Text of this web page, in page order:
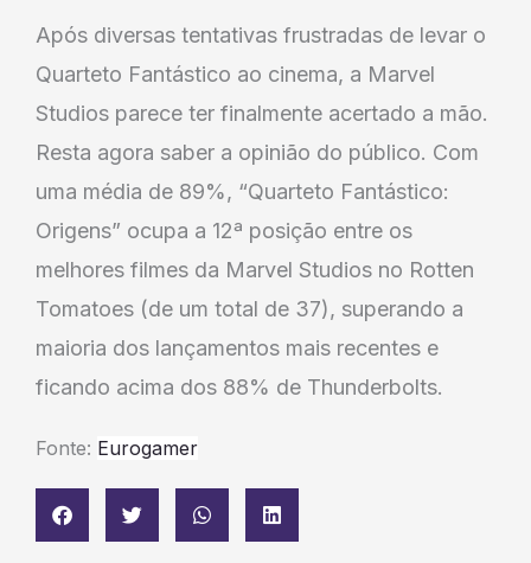
Após diversas tentativas frustradas de levar o
Quarteto Fantástico ao cinema, a Marvel
Studios parece ter finalmente acertado a mão.
Resta agora saber a opinião do público. Com
uma média de 89%, “Quarteto Fantástico:
Origens” ocupa a 12ª posição entre os
melhores filmes da Marvel Studios no Rotten
Tomatoes (de um total de 37), superando a
maioria dos lançamentos mais recentes e
ficando acima dos 88% de Thunderbolts.
Fonte: Eurogamer